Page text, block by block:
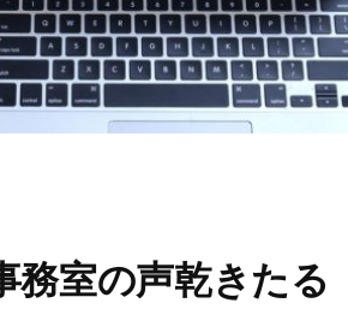
務室の声乾きたる